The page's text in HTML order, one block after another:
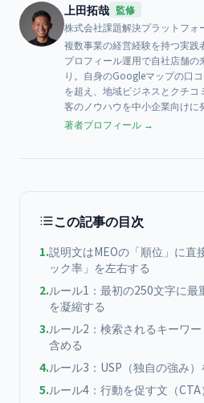
上田拓哉 監修
株式会社課題解決プラットフォ
複数事業の経営経験を持つ実践
プロフィール運用で自社店舗
り。自身のGoogleマップの口
を超え、地域ビジネスとクチ
客のノウハウを中小企業向けに
著者プロフィール →
この記事の目次
1.説明文はMEOの「順位」に直
ック率」を左右する
2.ルール1：最初の250文字に最
を凝縮する
3.ルール2：検索されるキーワ
含める
4.ルール3：USP（独自の強み
5.ルール4：行動を促す文（CTA